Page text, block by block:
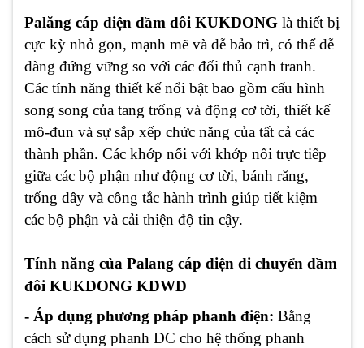
Palăng cáp điện dầm đôi KUKDONG là thiết bị
cực kỳ nhỏ gọn, mạnh mẽ và dễ bảo trì, có thể dễ
dàng đứng vững so với các đối thủ cạnh tranh.
Các tính năng thiết kế nổi bật bao gồm cấu hình
song song của tang trống và động cơ tời, thiết kế
mô-đun và sự sắp xếp chức năng của tất cả các
thành phần. Các khớp nối với khớp nối trực tiếp
giữa các bộ phận như động cơ tời, bánh răng,
trống dây và công tắc hành trình giúp tiết kiệm
các bộ phận và cải thiện độ tin cậy.
Tính năng của Palang cáp điện di chuyển dầm
đôi KUKDONG KDWD
- Áp dụng phương pháp phanh điện: Bằng
cách sử dụng phanh DC cho hệ thống phanh